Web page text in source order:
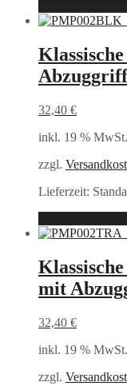
32,40 €
inkl. 19 % MwSt.
zzgl.
Lieferzeit:
mit
32,40 €
inkl. 19 % MwSt.
zzgl.